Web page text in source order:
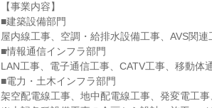
【事業内容】
■建築設備部門
屋内線工事、空調・給排水設備工事、AVS関
■情報通信インフラ部門
LAN工事、電子通信工事、CATV工事、移動体
■電力・土木インフラ部門
架空配電線工事、地中配電線工事、発変電工